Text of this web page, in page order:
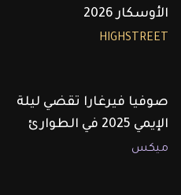
الأوسكار 2026
HIGHSTREET
صوفيا فيرغارا تقضي ليلة
الإيمي 2025 في الطوارئ
ميكس